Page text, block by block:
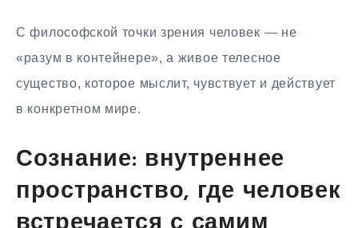
С философской точки зрения человек — не
«разум в контейнере», а живое телесное
существо, которое мыслит, чувствует и действует
в конкретном мире.
Сознание: внутреннее
пространство, где человек
встречается с самим